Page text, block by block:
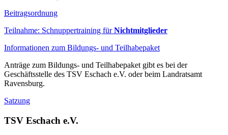
Beitragsordnung
Teilnahme: Schnuppertraining fürNichtmitglieder
Informationen zum Bildungs- und Teilhabepaket
Anträge zum Bildungs- und Teilhabepaket gibt es bei der
Geschäftsstelle des TSV Eschach e.V. oder beim Landratsamt
Ravensburg.
Satzung
TSV Eschach e.V.